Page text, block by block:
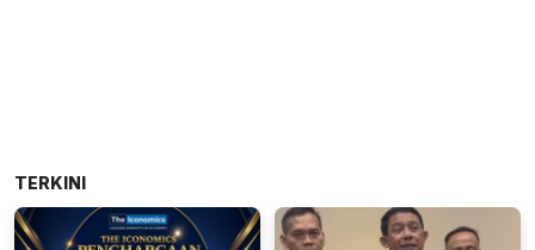
TERKINI